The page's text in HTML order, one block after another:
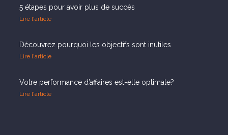
5 étapes pour avoir plus de succès
Lire l'article
Découvrez pourquoi les objectifs sont inutiles
Lire l'article
Votre performance d’affaires est-elle optimale?
Lire l'article